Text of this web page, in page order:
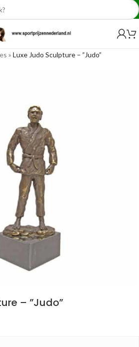
» Luxe Judo Sculpture – ”Judo”
– ”Judo”